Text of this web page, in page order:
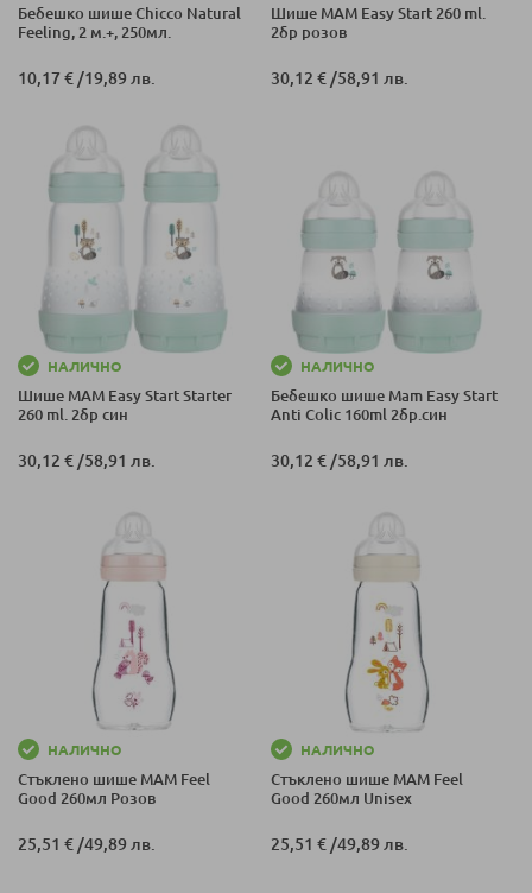
Бебешко шише Chicco Natural
Feeling, 2 м.+, 250мл.
10,17 € /19,89 лв.
Шише MAM Easy Start 260 ml.
2бр розов
30,12 € /58,91 лв.
НАЛИЧНО
Шише MAM Easy Start Starter
260 ml. 2бр син
30,12 €/58,91 лв.
НАЛИЧНО
Бебешко шише Mam Easy Start
Anti Colic 160ml 2бр.син
30,12 €/58,91 лв.
НАЛИЧНО
Стъклено шише MAM Feel
Good 260мл Розов
25,51 €/49,89 лв.
НАЛИЧНО
Стъклено шише MAM Feel
Good 260мл Unisex
25,51 €/49,89 лв.